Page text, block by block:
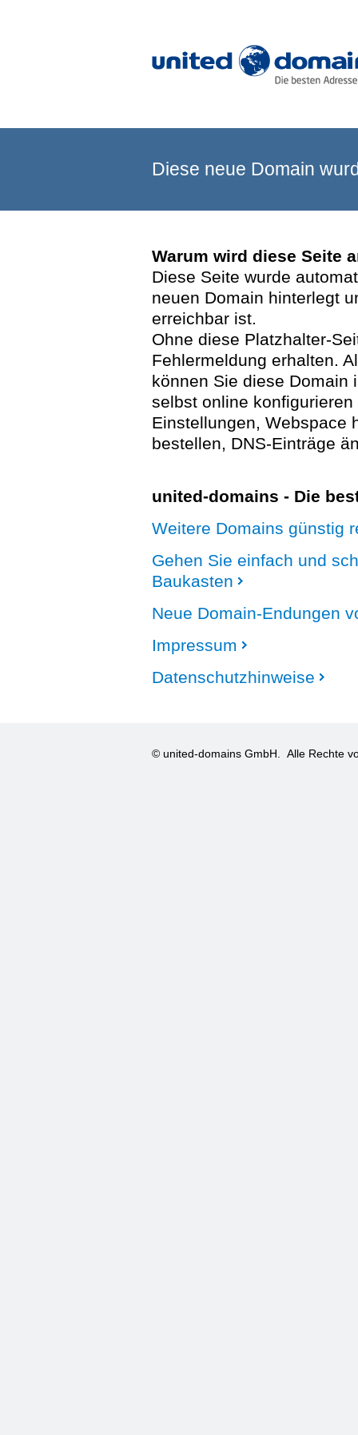
Diese neue Domain
Warum wird diese Seite
Diese Seite wurde
neuen Domain hinterlegt
erreichbar ist.
Ohne diese Platzhalter-
Fehlermeldung erhalten.
können Sie diese Domain
selbst online
Einstellungen, Webspace
bestellen, DNS-Einträge
united-domains - Die
Weitere Domains günstig
Gehen Sie einfach und
Baukasten
Neue Domain-Endungen
Impressum
Datenschutzhinweise
© united-domains GmbH. Alle Rechte